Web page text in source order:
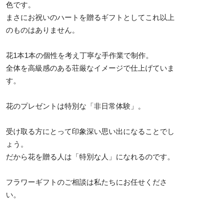
色です。
まさにお祝いのハートを贈るギフトとしてこれ以上
のものはありません。
花1本1本の個性を考え丁寧な手作業で制作。
全体を高級感のある荘厳なイメージで仕上げていま
す。
花のプレゼントは特別な「非日常体験」。
受け取る方にとって印象深い思い出になることでし
ょう。
だから花を贈る人は「特別な人」になれるのです。
フラワーギフトのご相談は私たちにお任せくださ
い。